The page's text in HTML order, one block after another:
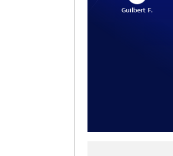
Guilbert F.